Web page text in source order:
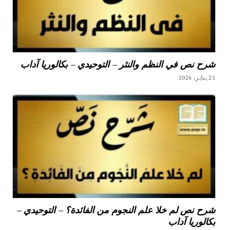
شرح نص في النظم والنثر – التوحيدي – بكالوريا آداب
21 يناير، 2026
شرح نص لم خلا علم النجوم من الفائدة؟ – التوحيدي –
بكالوريا آداب